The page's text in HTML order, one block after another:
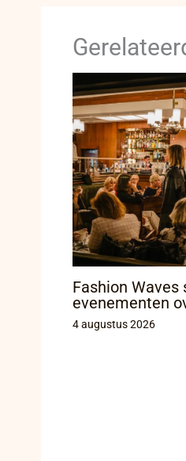
Fashion
evenementen
4 augustus 2026